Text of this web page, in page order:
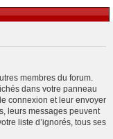
membres du forum.
dans votre panneau
connexion et leur envoyer
leurs messages peuvent
liste d’ignorés, tous ses